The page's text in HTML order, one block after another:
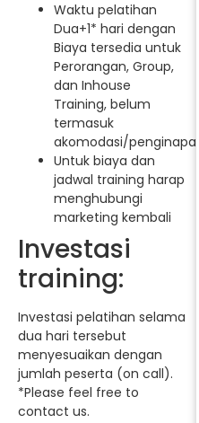
Waktu pelatihan
Dua+1* hari dengan
Biaya tersedia untuk
Perorangan, Group,
dan Inhouse
Training, belum
termasuk
akomodasi/penginapan.
Untuk biaya dan
jadwal training harap
menghubungi
marketing kembali
Investasi
training:
Investasi pelatihan selama
dua hari tersebut
menyesuaikan dengan
jumlah peserta (on call).
*Please feel free to
contact us.